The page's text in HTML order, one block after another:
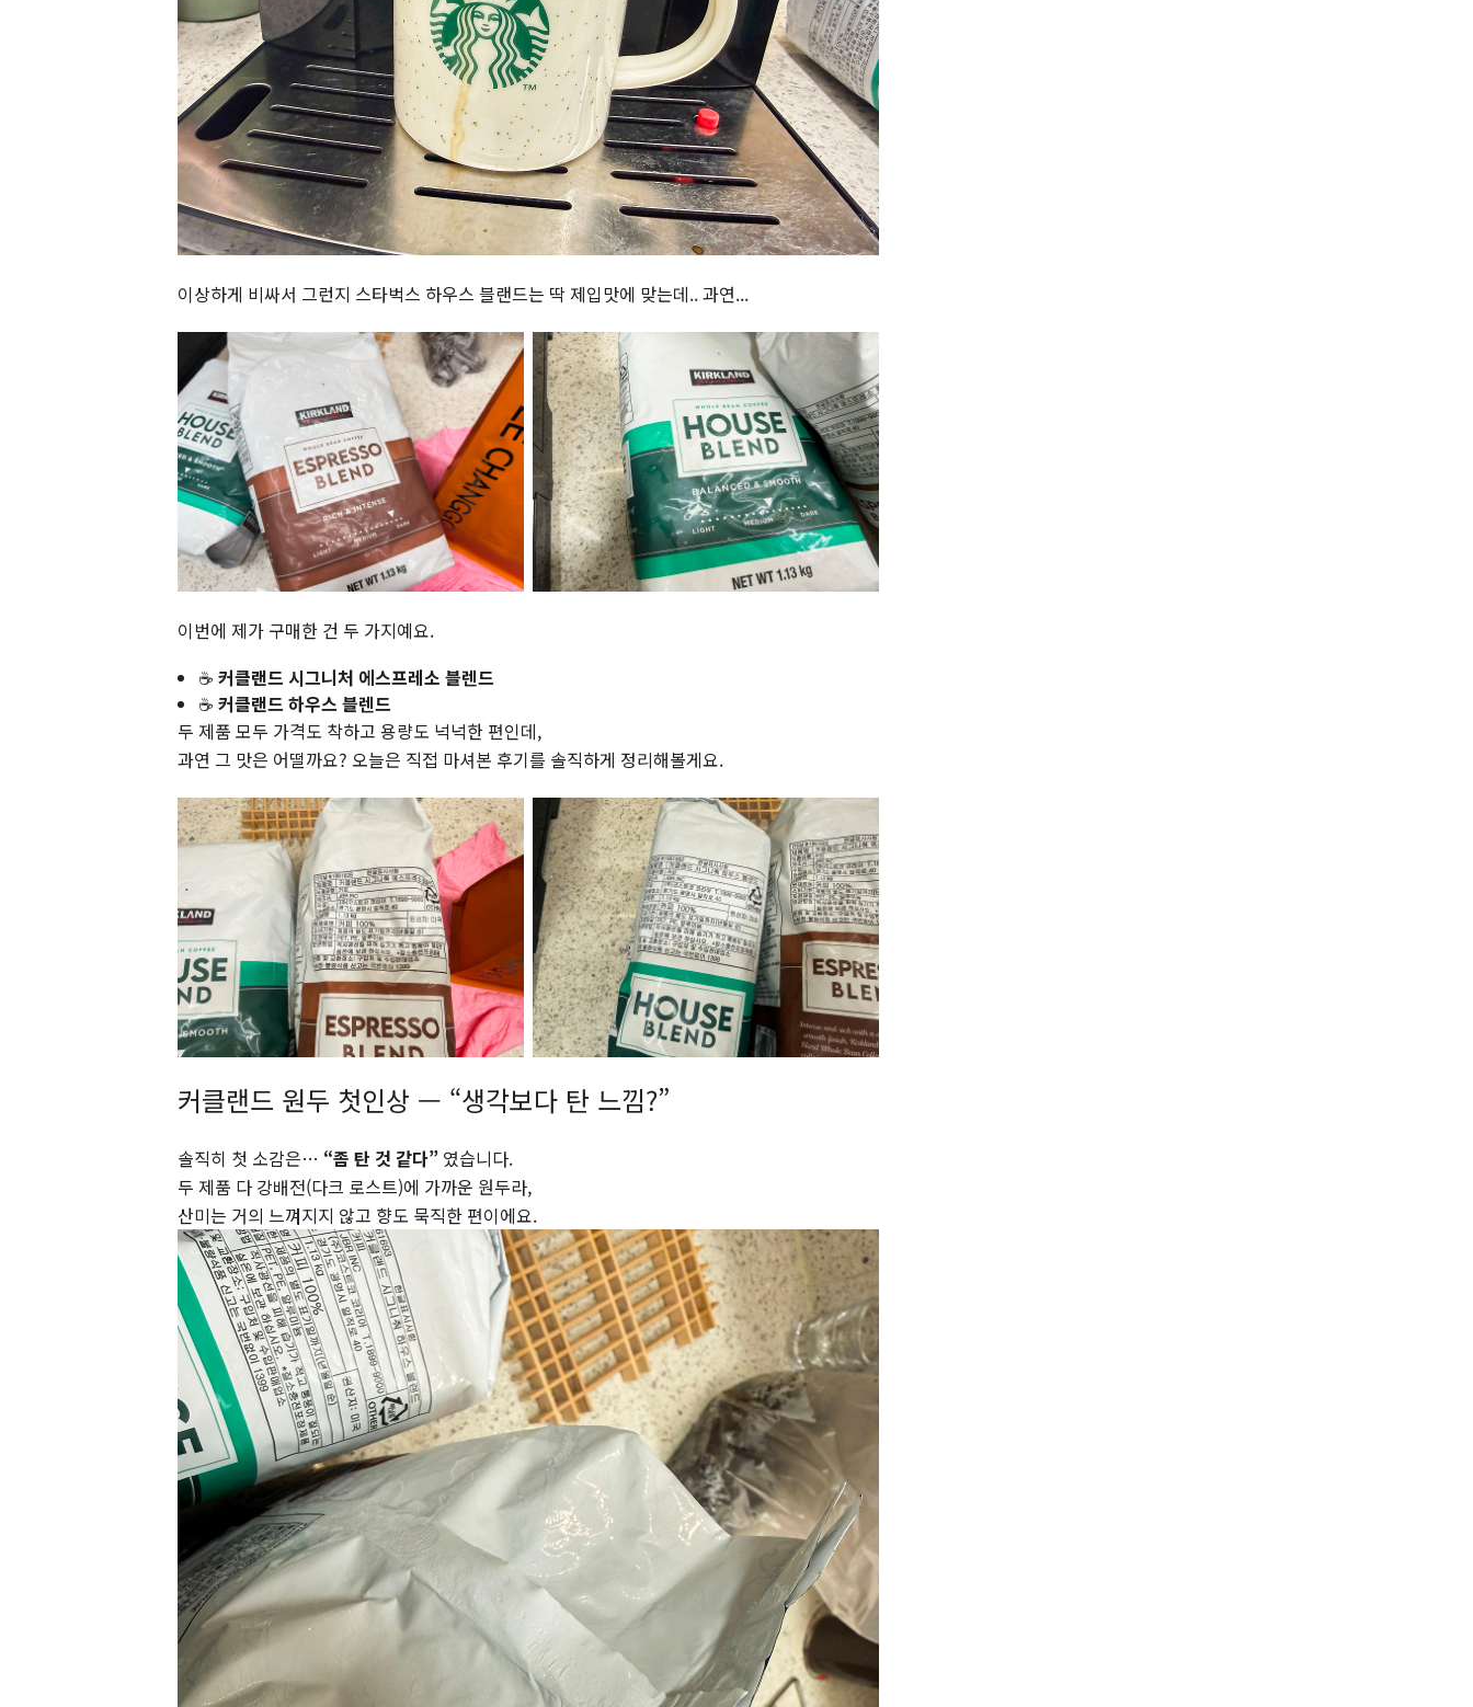
이상하게 비싸서 그런지 스타벅스 하우스 블랜드는 딱 제입맛에 맞는데.. 과연...
이번에 제가 구매한 건 두 가지예요.
☕ 커클랜드 시그니처 에스프레소 블렌드
☕ 커클랜드 하우스 블렌드
두 제품 모두 가격도 착하고 용량도 넉넉한 편인데,
과연 그 맛은 어떨까요? 오늘은 직접 마셔본 후기를 솔직하게 정리해볼게요.
커클랜드 원두 첫인상 — “생각보다 탄 느낌?”
솔직히 첫 소감은… “좀 탄 것 같다” 였습니다.
두 제품 다 강배전(다크 로스트)에 가까운 원두라,
산미는 거의 느껴지지 않고 향도 묵직한 편이에요.